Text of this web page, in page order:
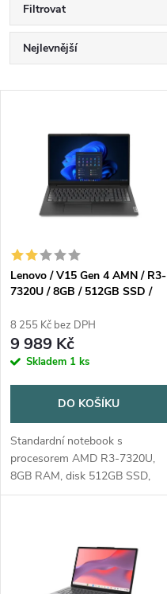
Filtrovat
Ř
a
í
p
r
o
u
k
Nejlevnější
s
p
r
o
d
u
k
Lenovo / V15 Gen 4 AMN / R3-
7320U / 8GB / 512GB SSD /
carry-in / WIN 11 HOME
8 255 Kč bez DPH
9 989 Kč
Skladem 1 ks
DO KOŠÍKU
Standardní notebook s
procesorem AMD R3-7320U,
8GB RAM, disk 512GB SSD,
displej 15,6" antireflexní, AMD
výstup na sluchátka,...